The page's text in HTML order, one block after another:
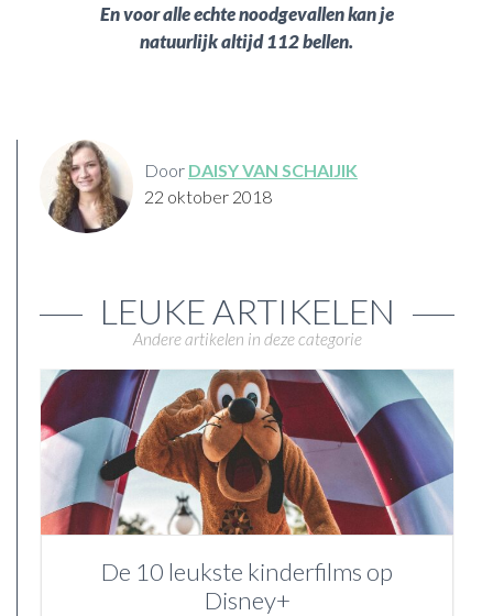
En voor alle echte noodgevallen kan je
natuurlijk altijd 112 bellen.
Door DAISY VAN SCHAIJIK
22 oktober 2018
LEUKE ARTIKELEN
Andere artikelen in deze categorie
De 10 leukste kinderfilms op
Disney+